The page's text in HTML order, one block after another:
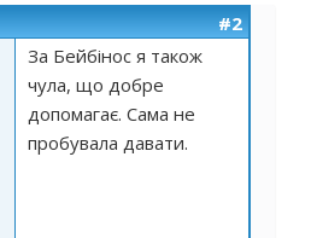
#2
За Бейбінос я також
чула, що добре
допомагає. Сама не
пробувала давати.